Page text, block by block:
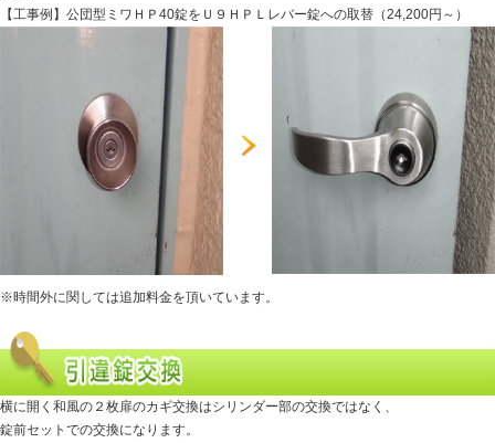
【工事例】公団型ミワＨＰ40錠をＵ９ＨＰＬレバー錠への取替（24,200円～）
※時間外に関しては追加料金を頂いています。
横に開く和風の２枚扉のカギ交換はシリンダー部の交換ではなく、
錠前セットでの交換になります。